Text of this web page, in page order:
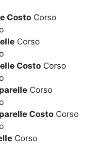
Costo Corso
Corso
Costo Corso
Corso
Costo Corso
Corso